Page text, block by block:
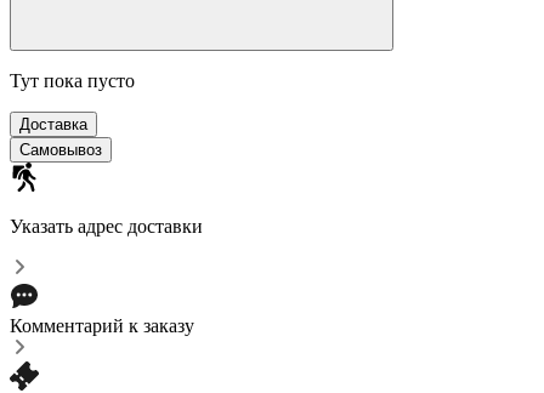
Тут пока пусто
Доставка
Самовывоз
Указать адрес доставки
Комментарий к заказу